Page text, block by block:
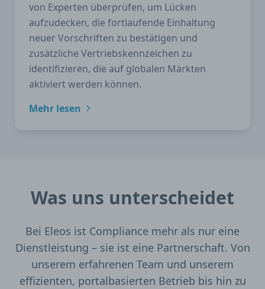
von Experten überprüfen, um Lücken
aufzudecken, die fortlaufende Einhaltung
neuer Vorschriften zu bestätigen und
zusätzliche Vertriebskennzeichen zu
identifizieren, die auf globalen Märkten
aktiviert werden können.
Mehr lesen
Was uns unterscheidet
Bei Eleos ist Compliance mehr als nur eine
Dienstleistung – sie ist eine Partnerschaft. Von
unserem erfahrenen Team und unserem
effizienten, portalbasierten Betrieb bis hin zu